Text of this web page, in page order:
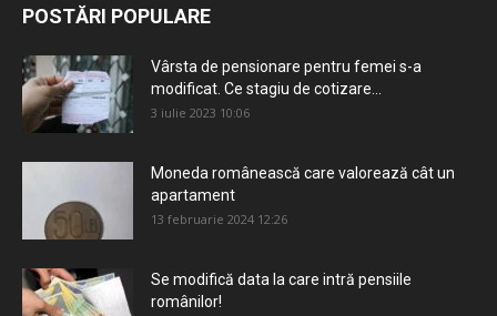
POSTĂRI POPULARE
Vârsta de pensionare pentru femei s-a
modificat. Ce stagiu de cotizare...
3 iulie 2023 10:06
Moneda românească care valorează cât un
apartament
13 februarie 2024 12:26
Se modifică data la care intră pensiile
românilor!